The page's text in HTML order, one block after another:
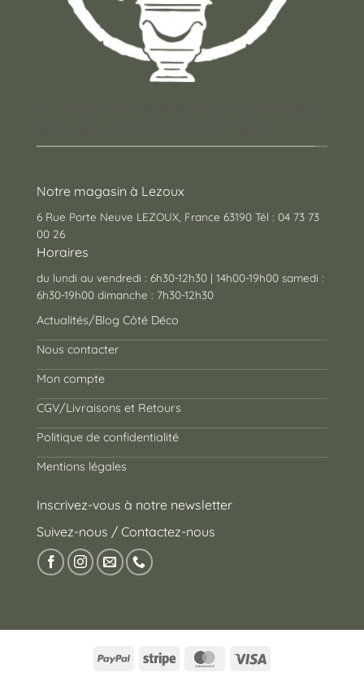
Notre magasin à Lezoux
6 Rue Porte Neuve LEZOUX, France 63190 Tél : 04 73 73
00 26
Horaires
du lundi au vendredi : 6h30-12h30 | 14h00-19h00 samedi :
6h30-19h00 dimanche : 7h30-12h30
Actualités/Blog Côté Déco
Nous contacter
Mon compte
CGV/Livraisons et Retours
Politique de confidentialité
Mentions légales
Inscrivez-vous à notre newsletter
Suivez-nous / Contactez-nous
PayPal Stripe MasterCard